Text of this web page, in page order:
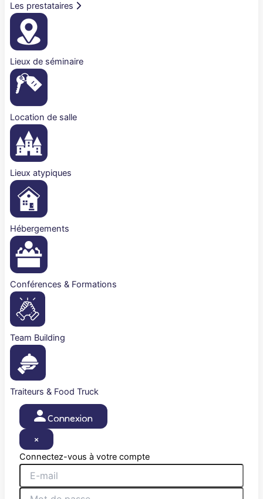
Les prestataires
Lieux de séminaire
Location de salle
Lieux atypiques
Hébergements
Conférences & Formations
Team Building
Traiteurs & Food Truck
Connexion
×
Connectez-vous à votre compte